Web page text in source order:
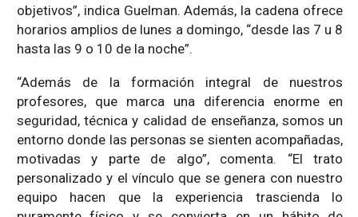
objetivos”, indica Guelman. Además, la cadena ofrece
horarios amplios de lunes a domingo, “desde las 7 u 8
hasta las 9 o 10 de la noche”.
“Además de la formación integral de nuestros
profesores, que marca una diferencia enorme en
seguridad, técnica y calidad de enseñanza, somos un
entorno donde las personas se sienten acompañadas,
motivadas y parte de algo”, comenta. “El trato
personalizado y el vínculo que se genera con nuestro
equipo hacen que la experiencia trascienda lo